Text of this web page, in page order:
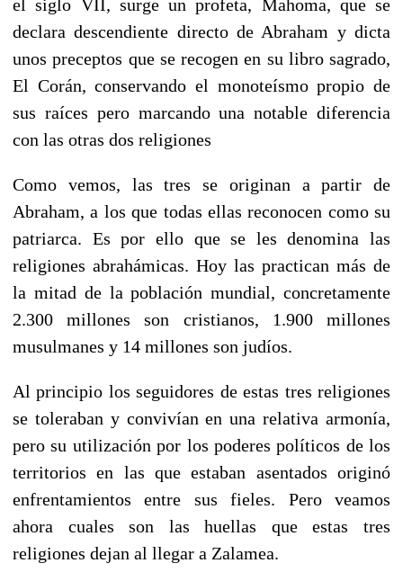
el siglo VII, surge un profeta, Mahoma, que se
declara descendiente directo de Abraham y dicta
unos preceptos que se recogen en su libro sagrado,
El Corán, conservando el monoteísmo propio de
sus raíces pero marcando una notable diferencia
con las otras dos religiones
Como vemos, las tres se originan a partir de
Abraham, a los que todas ellas reconocen como su
patriarca. Es por ello que se les denomina las
religiones abrahámicas. Hoy las practican más de
la mitad de la población mundial, concretamente
2.300 millones son cristianos, 1.900 millones
musulmanes y 14 millones son judíos.
Al principio los seguidores de estas tres religiones
se toleraban y convivían en una relativa armonía,
pero su utilización por los poderes políticos de los
territorios en las que estaban asentados originó
enfrentamientos entre sus fieles. Pero veamos
ahora cuales son las huellas que estas tres
religiones dejan al llegar a Zalamea.